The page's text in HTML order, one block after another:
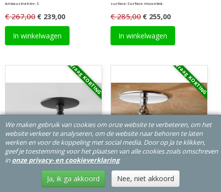
Anbaustrahler-S
€ 267,00 € 239,00
In winkelwagen
surface-Surface-mounted-
€ 285,00 € 255,00
In winkelwagen
Vraag KORTING Vraag KORTING
We maken gebruik van cookies om onze website te verbeteren, om het
website verkeer te analyseren, om de website naar behoren te laten
werken en voor de koppeling met social media. Door op Ja te klikken,
geef je toestemming voor het plaatsen van alle cookies zoals omschreven
in onze privacy- en cookieverklaring
Ja, ik ga akkoord Nee, niet akkoord